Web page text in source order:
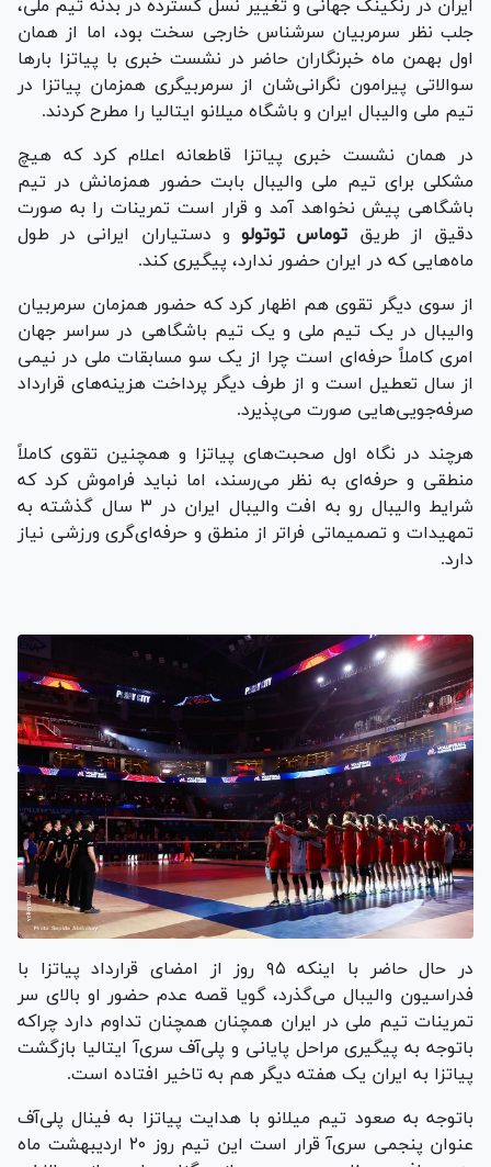
ایران در رنکینگ جهانی و تغییر نسل گسترده در بدنه تیم ملی،
جلب نظر سرمربیان سرشناس خارجی سخت بود، اما از همان
اول بهمن ماه خبرنگاران حاضر در نشست خبری با پیاتزا بار‌ها
سوالاتی پیرامون نگرانی‌شان از سرمربیگری همزمان پیاتزا در
تیم ملی والیبال ایران و باشگاه میلانو ایتالیا را مطرح کردند.
در همان نشست خبری پیاتزا قاطعانه اعلام کرد که هیچ
مشکلی برای تیم ملی والیبال بابت حضور همزمانش در تیم
باشگاهی پیش نخواهد آمد و قرار است تمرینات را به صورت
دقیق از طریق توماس توتولوو دستیاران ایرانی در طول
ماه‌هایی که در ایران حضور ندارد، پیگیری کند.
از سوی دیگر تقوی هم اظهار کرد که حضور همزمان سرمربیان
والیبال در یک تیم ملی و یک تیم باشگاهی در سراسر جهان
امری کاملاً حرفه‌ای است چرا از یک سو مسابقات ملی در نیمی
از سال تعطیل است و از طرف دیگر پرداخت هزینه‌های قرارداد
صرفه‌جویی‌هایی صورت می‌پذیرد.
هرچند در نگاه اول صحبت‌های پیاتزا و همچنین تقوی کاملاً
منطقی و حرفه‌ای به نظر می‌رسند، اما نباید فراموش کرد که
شرایط والیبال رو به افت والیبال ایران در ۳ سال گذشته به
تمهیدات و تصمیماتی فراتر از منطق و حرفه‌ای‌گری ورزشی نیاز
دارد.
در حال حاضر با اینکه ۹۵ روز از امضای قرارداد پیاتزا با
فدراسیون والیبال می‌گذرد، گویا قصه عدم حضور او بالای سر
تمرینات تیم ملی در ایران همچنان همچنان تداوم دارد چراکه
باتوجه به پیگیری مراحل پایانی و پلی‌آف سری‌آ ایتالیا بازگشت
پیاتزا به ایران یک هفته دیگر هم به تاخیر افتاده است.
باتوجه به صعود تیم میلانو با هدایت پیاتزا به فینال پلی‌آف
عنوان پنجمی سری‌آ قرار است این تیم روز ۲۰ اردیبهشت ماه